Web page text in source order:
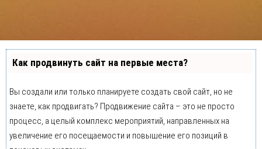
Как продвинуть сайт на первые места?
Вы создали или только планируете создать свой сайт, но не
знаете, как продвигать? Продвижение сайта – это не просто
процесс, а целый комплекс мероприятий, направленных на
увеличение его посещаемости и повышение его позиций в